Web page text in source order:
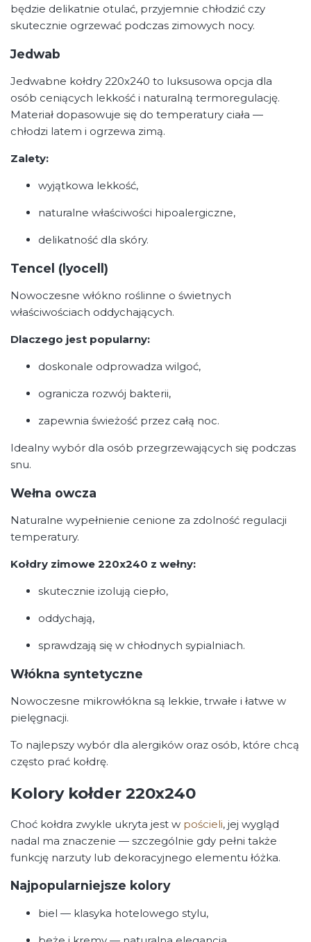
będzie delikatnie otulać, przyjemnie chłodzić czy
skutecznie ogrzewać podczas zimowych nocy.
Jedwab
Jedwabne kołdry 220x240 to luksusowa opcja dla
osób ceniących lekkość i naturalną termoregulację.
Materiał dopasowuje się do temperatury ciała —
chłodzi latem i ogrzewa zimą.
Zalety:
wyjątkowa lekkość,
naturalne właściwości hipoalergiczne,
delikatność dla skóry.
Tencel (lyocell)
Nowoczesne włókno roślinne o świetnych
właściwościach oddychających.
Dlaczego jest popularny:
doskonale odprowadza wilgoć,
ogranicza rozwój bakterii,
zapewnia świeżość przez całą noc.
Idealny wybór dla osób przegrzewających się podczas
snu.
Wełna owcza
Naturalne wypełnienie cenione za zdolność regulacji
temperatury.
Kołdry zimowe 220x240 z wełny:
skutecznie izolują ciepło,
oddychają,
sprawdzają się w chłodnych sypialniach.
Włókna syntetyczne
Nowoczesne mikrowłókna są lekkie, trwałe i łatwe w
pielęgnacji.
To najlepszy wybór dla alergików oraz osób, które chcą
często prać kołdrę.
Kolory kołder 220x240
Choć kołdra zwykle ukryta jest w pościeli, jej wygląd
nadal ma znaczenie — szczególnie gdy pełni także
funkcję narzuty lub dekoracyjnego elementu łóżka.
Najpopularniejsze kolory
biel — klasyka hotelowego stylu,